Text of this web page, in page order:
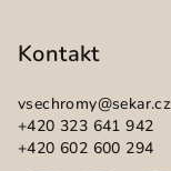
Kontakt
vsechromy@sekar.cz
+420 323 641 942
+420 602 600 294